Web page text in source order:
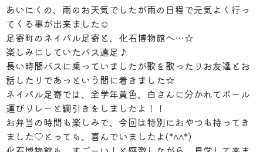
あいにくの、雨のお天気でしたが雨の日程で元気よく行っ
てくる事が出来ました☺
足寄町のネイパル足寄と、化石博物館へ…☆
楽しみにしていたバス遠足♪
長い時間バスに乗っていましたが歌を歌ったりお友達とお
話したりであっという間に着きました☆
ネイパル足寄では、全学年黄色、白さんに分かれてボール
運びリレーと綱引きをしましたよ！！
お弁当の時間も楽しみで、今回は特別におやつも持ってき
ました♡とっても、喜んでいましたよ(*^^*)